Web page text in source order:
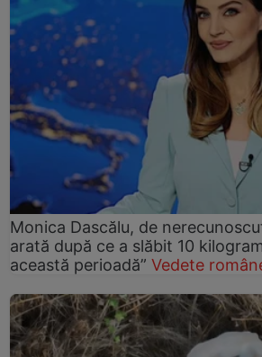
Monica Dascălu, de
arată după ce a slăbit 10
această perioadă” Vedete